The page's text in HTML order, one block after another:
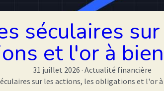
séculaires
et l'or à
31 juillet 2026 · Actualité financière
sur les actions, les obligations et l'or